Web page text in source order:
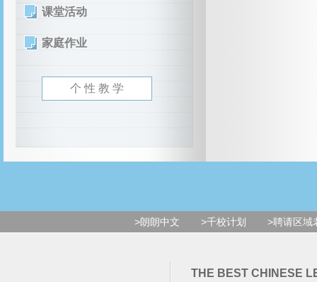
课堂活动
家庭作业
个 性 教 学
>朗朗中文 >千校计划 >聘请区域
THE BEST CHINESE